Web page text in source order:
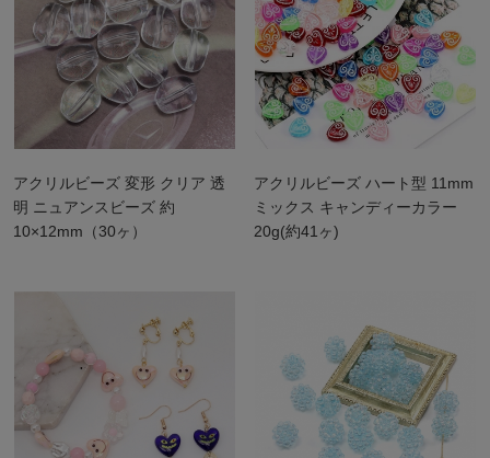
アクリルビーズ 変形 クリア 透
明 ニュアンスビーズ 約
10×12mm（30ヶ）
アクリルビーズ ハート型 11mm
ミックス キャンディーカラー
20g(約41ヶ)